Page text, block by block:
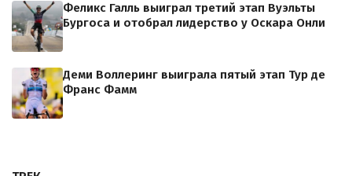
Феликс Галль выиграл третий этап Вуэльты
Бургоса и отобрал лидерство у Оскара Онли
Деми Воллеринг выиграла пятый этап Тур де
Франс Фамм